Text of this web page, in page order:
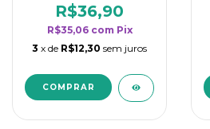
rendimento da
categoria - Lavanda
R$36,90
R$35,06 com Pix
3 x de R$12,30 sem juros